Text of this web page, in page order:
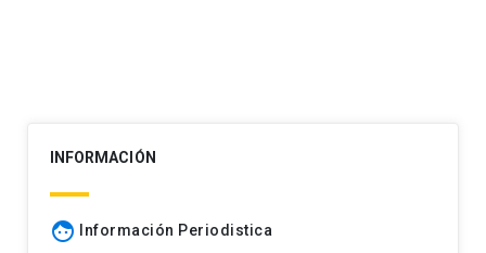
INFORMACIÓN
face Información Periodistica